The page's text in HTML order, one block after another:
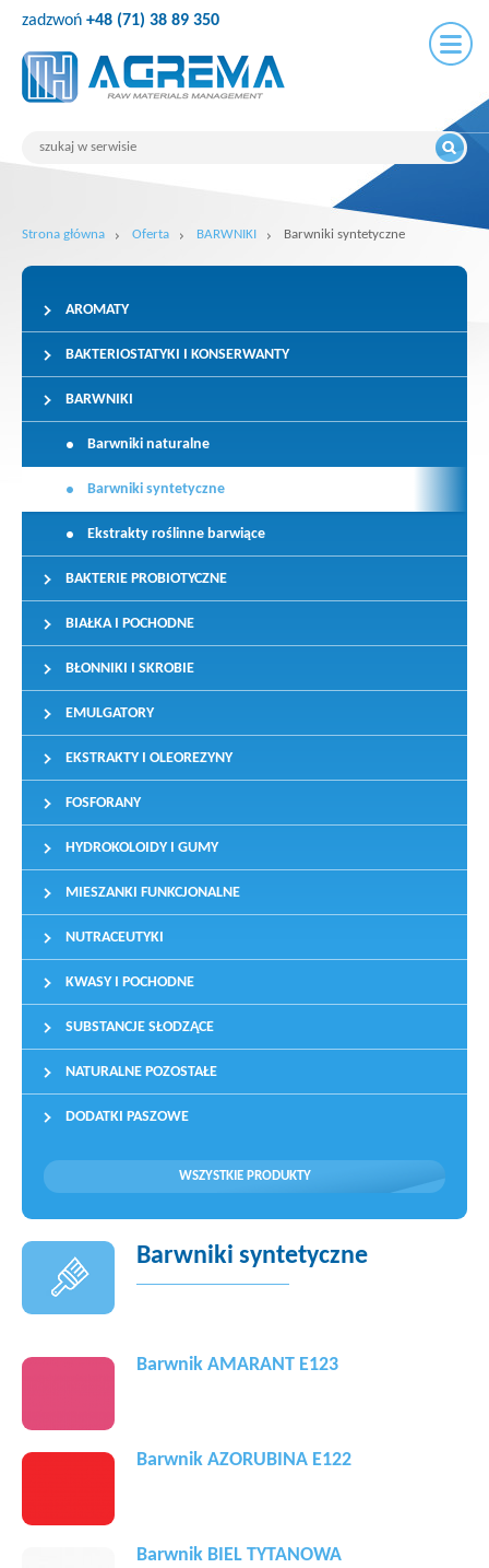
zadzwoń +48 (71) 38 89 350
Strona główna Oferta BARWNIKI Barwniki syntetyczne
AROMATY
BAKTERIOSTATYKI I KONSERWANTY
BARWNIKI
Barwniki naturalne
Barwniki syntetyczne
Ekstrakty roślinne barwiące
BAKTERIE PROBIOTYCZNE
BIAŁKA I POCHODNE
BŁONNIKI I SKROBIE
EMULGATORY
EKSTRAKTY I OLEOREZYNY
FOSFORANY
HYDROKOLOIDY I GUMY
MIESZANKI FUNKCJONALNE
NUTRACEUTYKI
KWASY I POCHODNE
SUBSTANCJE SŁODZĄCE
NATURALNE POZOSTAŁE
DODATKI PASZOWE
WSZYSTKIE PRODUKTY
Barwniki syntetyczne
Barwnik AMARANT E123
Barwnik AZORUBINA E122
Barwnik BIEL TYTANOWA